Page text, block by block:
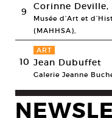
9 Corinne
Musée d’Art et
(MAHHSA),
10
ART
Jean Dubuffet
Galerie Jeanne